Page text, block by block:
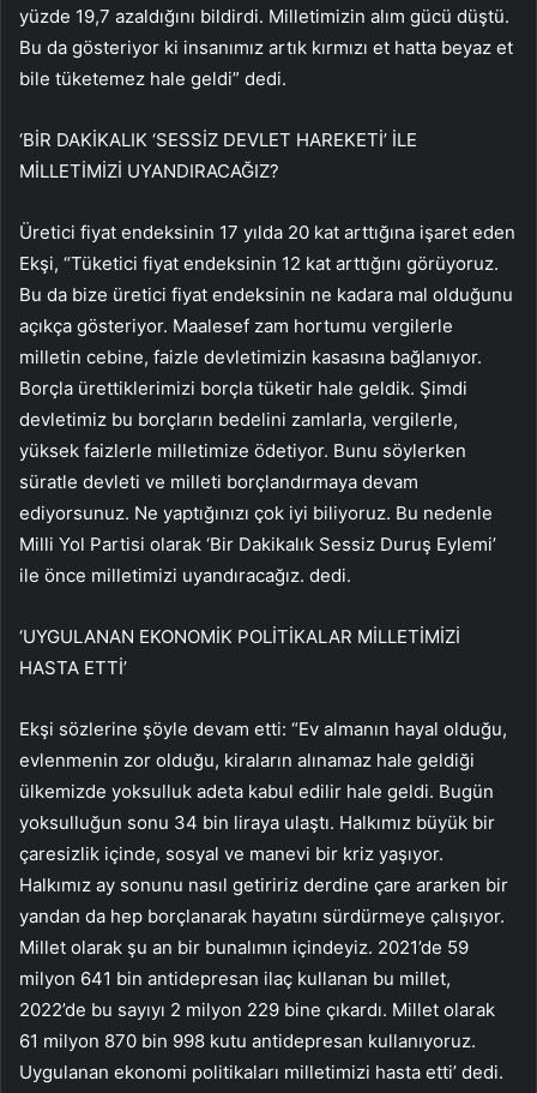
yüzde 19,7 azaldığını bildirdi. Milletimizin alım gücü düştü.
Bu da gösteriyor ki insanımız artık kırmızı et hatta beyaz et
bile tüketemez hale geldi” dedi.
‘BİR DAKİKALIK ‘SESSİZ DEVLET HAREKETİ’ İLE
MİLLETİMİZİ UYANDIRACAĞIZ?
Üretici fiyat endeksinin 17 yılda 20 kat arttığına işaret eden
Ekşi, “Tüketici fiyat endeksinin 12 kat arttığını görüyoruz.
Bu da bize üretici fiyat endeksinin ne kadara mal olduğunu
açıkça gösteriyor. Maalesef zam hortumu vergilerle
milletin cebine, faizle devletimizin kasasına bağlanıyor.
Borçla ürettiklerimizi borçla tüketir hale geldik. Şimdi
devletimiz bu borçların bedelini zamlarla, vergilerle,
yüksek faizlerle milletimize ödetiyor. Bunu söylerken
süratle devleti ve milleti borçlandırmaya devam
ediyorsunuz. Ne yaptığınızı çok iyi biliyoruz. Bu nedenle
Milli Yol Partisi olarak ‘Bir Dakikalık Sessiz Duruş Eylemi’
ile önce milletimizi uyandıracağız. dedi.
‘UYGULANAN EKONOMİK POLİTİKALAR MİLLETİMİZİ
HASTA ETTİ’
Ekşi sözlerine şöyle devam etti: “Ev almanın hayal olduğu,
evlenmenin zor olduğu, kiraların alınamaz hale geldiği
ülkemizde yoksulluk adeta kabul edilir hale geldi. Bugün
yoksulluğun sonu 34 bin liraya ulaştı. Halkımız büyük bir
çaresizlik içinde, sosyal ve manevi bir kriz yaşıyor.
Halkımız ay sonunu nasıl getiririz derdine çare ararken bir
yandan da hep borçlanarak hayatını sürdürmeye çalışıyor.
Millet olarak şu an bir bunalımın içindeyiz. 2021’de 59
milyon 641 bin antidepresan ilaç kullanan bu millet,
2022’de bu sayıyı 2 milyon 229 bine çıkardı. Millet olarak
61 milyon 870 bin 998 kutu antidepresan kullanıyoruz.
Uygulanan ekonomi politikaları milletimizi hasta etti’ dedi.